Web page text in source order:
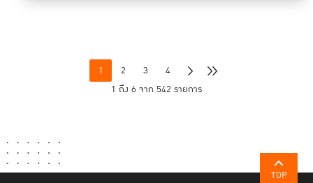
1 2 3
4
1 ถึง 6 จาก 542 รายการ
TOP